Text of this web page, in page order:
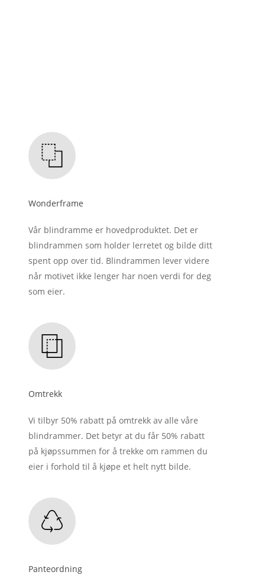
Wonderframe
Vår blindramme er hovedproduktet. Det er
blindrammen som holder lerretet og bilde ditt
spent opp over tid. Blindrammen lever videre
når motivet ikke lenger har noen verdi for deg
som eier.
Omtrekk
Vi tilbyr 50% rabatt på omtrekk av alle våre
blindrammer. Det betyr at du får 50% rabatt
på kjøpssummen for å trekke om rammen du
eier i forhold til å kjøpe et helt nytt bilde.
Panteordning